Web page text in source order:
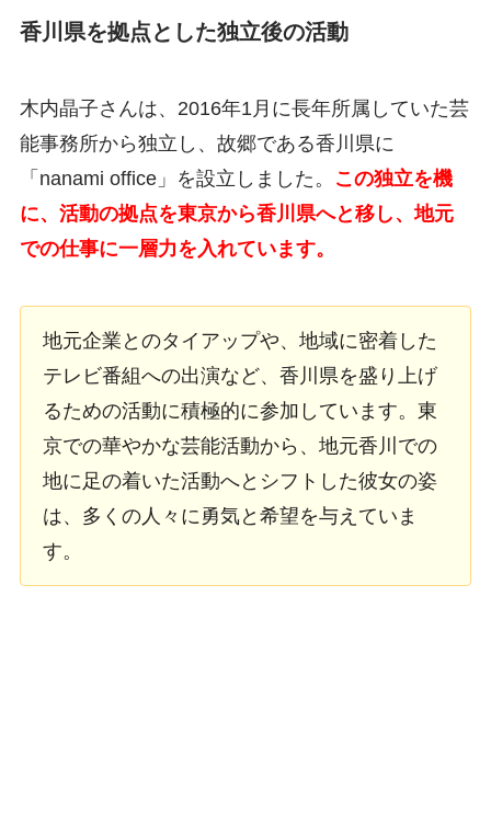
香川県を拠点とした独立後の活動
木内晶子さんは、2016年1月に長年所属していた芸
能事務所から独立し、故郷である香川県に
「nanami office」を設立しました。
この独立を機
に、活動の拠点を東京から香川県へと移し、地元
での仕事に一層力を入れています。
地元企業とのタイアップや、地域に密着した
テレビ番組への出演など、香川県を盛り上げ
るための活動に積極的に参加しています。東
京での華やかな芸能活動から、地元香川での
地に足の着いた活動へとシフトした彼女の姿
は、多くの人々に勇気と希望を与えていま
す。